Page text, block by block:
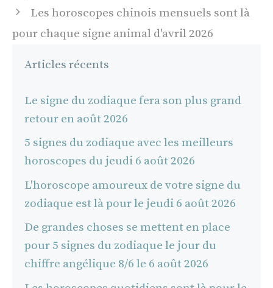
Les horoscopes chinois mensuels sont là
pour chaque signe animal d'avril 2026
Articles récents
Le signe du zodiaque fera son plus grand
retour en août 2026
5 signes du zodiaque avec les meilleurs
horoscopes du jeudi 6 août 2026
L'horoscope amoureux de votre signe du
zodiaque est là pour le jeudi 6 août 2026
De grandes choses se mettent en place
pour 5 signes du zodiaque le jour du
chiffre angélique 8/6 le 6 août 2026